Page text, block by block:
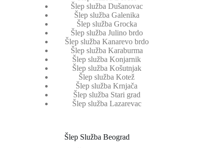
Šlep služba Dušanovac
Šlep služba Galenika
Šlep služba Grocka
Šlep služba Julino brdo
Šlep služba Kanarevo brdo
Šlep služba Karaburma
Šlep služba Konjarnik
Šlep služba Košutnjak
Šlep služba Kotež
Šlep služba Krnjača
Šlep služba Stari grad
Šlep služba Lazarevac
Šlep Služba Beograd